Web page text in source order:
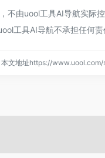
不由uool工具AI导航实际
工具AI导航不承担任何责
本文地址https://